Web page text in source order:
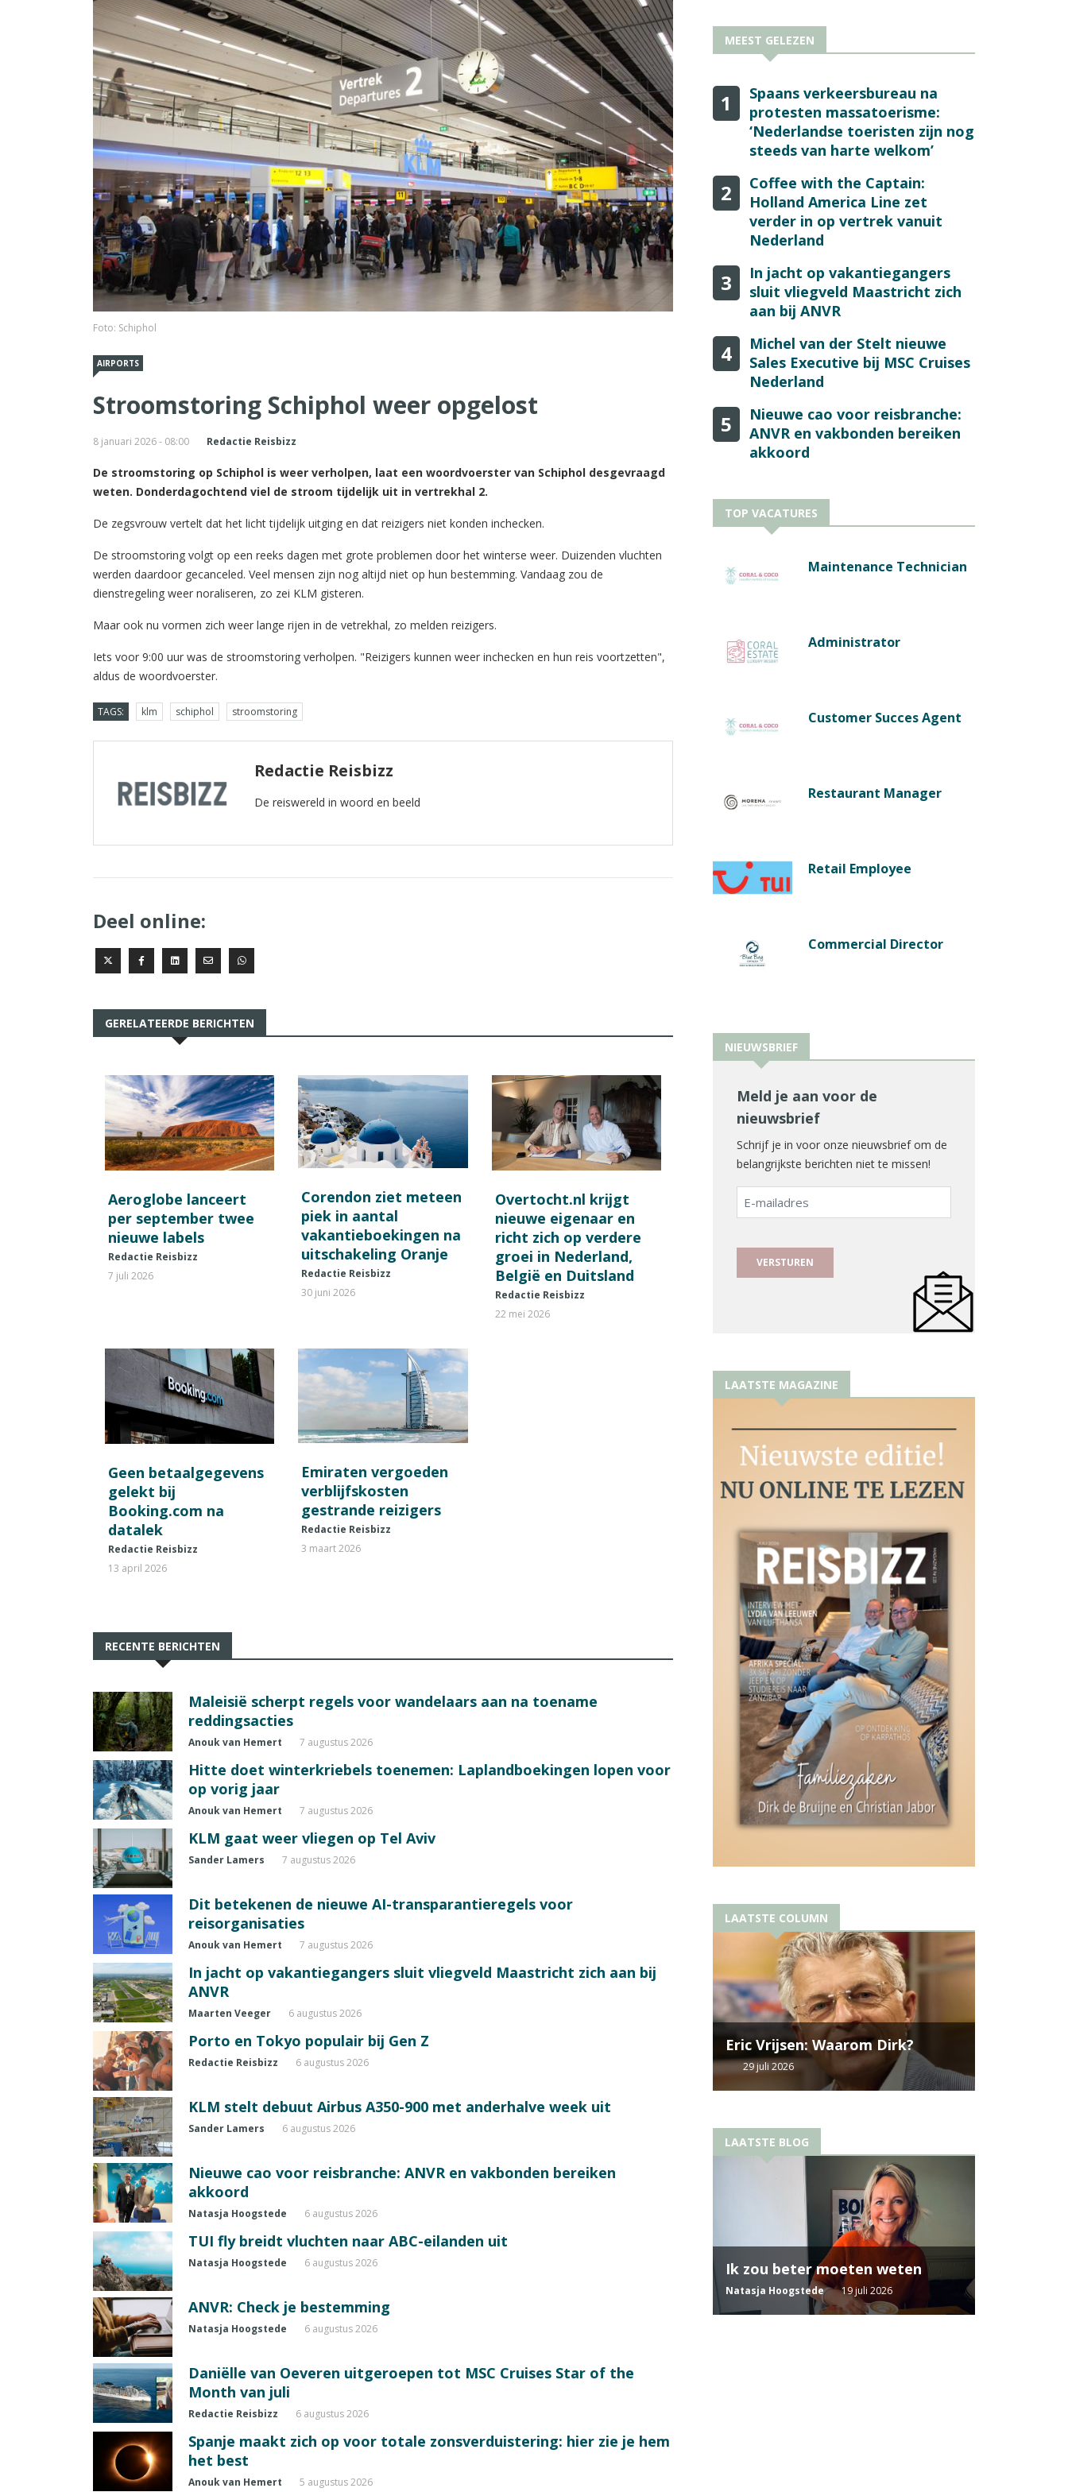
Foto: Schiphol
AIRPORTS
Stroomstoring Schiphol weer opgelost
8 januari 2026 - 08:00 Redactie Reisbizz
De stroomstoring op Schiphol is weer verholpen, laat een woordvoerster van Schiphol desgevraagd
weten. Donderdagochtend viel de stroom tijdelijk uit in vertrekhal 2.
De zegsvrouw vertelt dat het licht tijdelijk uitging en dat reizigers niet konden inchecken.
De stroomstoring volgt op een reeks dagen met grote problemen door het winterse weer. Duizenden vluchten
werden daardoor gecanceled. Veel mensen zijn nog altijd niet op hun bestemming. Vandaag zou de
dienstregeling weer noraliseren, zo zei KLM gisteren.
Maar ook nu vormen zich weer lange rijen in de vetrekhal, zo melden reizigers.
Iets voor 9:00 uur was de stroomstoring verholpen. "Reizigers kunnen weer inchecken en hun reis voortzetten",
aldus de woordvoerster.
TAGS: klm schiphol stroomstoring
Redactie Reisbizz
De reiswereld in woord en beeld
Deel online:
GERELATEERDE BERICHTEN
Aeroglobe lanceert
per september twee
nieuwe labels
Redactie Reisbizz
7 juli 2026
Corendon ziet meteen
piek in aantal
vakantieboekingen na
uitschakeling Oranje
Redactie Reisbizz
30 juni 2026
Overtocht.nl krijgt
nieuwe eigenaar en
richt zich op verdere
groei in Nederland,
België en Duitsland
Redactie Reisbizz
22 mei 2026
Geen betaalgegevens
gelekt bij
Booking.com na
datalek
Redactie Reisbizz
13 april 2026
Emiraten vergoeden
verblijfskosten
gestrande reizigers
Redactie Reisbizz
3 maart 2026
RECENTE BERICHTEN
Maleisië scherpt regels voor wandelaars aan na toename
reddingsacties
Anouk van Hemert 7 augustus 2026
Hitte doet winterkriebels toenemen: Laplandboekingen lopen voor
op vorig jaar
Anouk van Hemert 7 augustus 2026
KLM gaat weer vliegen op Tel Aviv
Sander Lamers 7 augustus 2026
Dit betekenen de nieuwe AI-transparantieregels voor
reisorganisaties
Anouk van Hemert 7 augustus 2026
In jacht op vakantiegangers sluit vliegveld Maastricht zich aan bij
ANVR
Maarten Veeger 6 augustus 2026
Porto en Tokyo populair bij Gen Z
Redactie Reisbizz 6 augustus 2026
KLM stelt debuut Airbus A350-900 met anderhalve week uit
Sander Lamers 6 augustus 2026
Nieuwe cao voor reisbranche: ANVR en vakbonden bereiken
akkoord
Natasja Hoogstede 6 augustus 2026
TUI fly breidt vluchten naar ABC-eilanden uit
Natasja Hoogstede 6 augustus 2026
ANVR: Check je bestemming
Natasja Hoogstede 6 augustus 2026
Daniëlle van Oeveren uitgeroepen tot MSC Cruises Star of the
Month van juli
Redactie Reisbizz 6 augustus 2026
Spanje maakt zich op voor totale zonsverduistering: hier zie je hem
het best
Anouk van Hemert 5 augustus 2026
MEEST GELEZEN
1
Spaans verkeersbureau na
protesten massatoerisme:
‘Nederlandse toeristen zijn nog
steeds van harte welkom’
2
Coffee with the Captain:
Holland America Line zet
verder in op vertrek vanuit
Nederland
3
In jacht op vakantiegangers
sluit vliegveld Maastricht zich
aan bij ANVR
4
Michel van der Stelt nieuwe
Sales Executive bij MSC Cruises
Nederland
5
Nieuwe cao voor reisbranche:
ANVR en vakbonden bereiken
akkoord
TOP VACATURES
Maintenance Technician
Administrator
Customer Succes Agent
Restaurant Manager
Retail Employee
Commercial Director
NIEUWSBRIEF
Meld je aan voor de
nieuwsbrief
Schrijf je in voor onze nieuwsbrief om de
belangrijkste berichten niet te missen!
E-
mailadres
LAATSTE MAGAZINE
LAATSTE COLUMN
Eric Vrijsen: Waarom Dirk?
29 juli 2026
LAATSTE BLOG
Ik zou beter moeten weten
Natasja Hoogstede 19 juli 2026